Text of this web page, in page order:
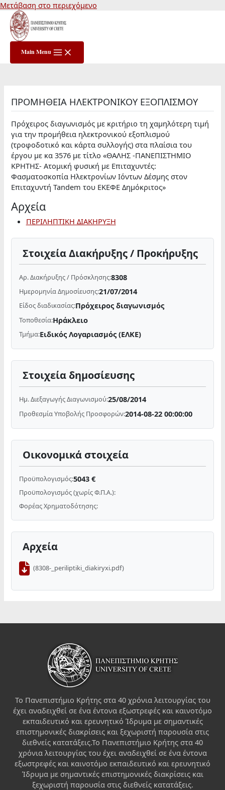
Μετάβαση στο περιεχόμενο
Main Menu
ΠΡΟΜΗΘΕΙΑ ΗΛΕΚΤΡΟΝΙΚΟΥ ΕΞΟΠΛΙΣΜΟΥ
Πρόχειρος διαγωνισμός με κριτήριο τη χαμηλότερη τιμή
για την προμήθεια ηλεκτρονικού εξοπλισμού
(τροφοδοτικό και κάρτα συλλογής) στα πλαίσια του
έργου με κα 3576 με τίτλο «ΘΑΛΗΣ -ΠΑΝΕΠΙΣΤΗΜΙΟ
ΚΡΗΤΗΣ- Ατομική φυσική με Επιταχυντές:
Φασματοσκοπία Ηλεκτρονίων Ιόντων Δέσμης στον
Επιταχυντή Tandem του ΕΚΕΦΕ Δημόκριτος»
Αρχεία
ΠΕΡΙΛΗΠΤΙΚΗ ΔΙΑΚΗΡΥΞΗ
Στοιχεία Διακήρυξης / Προκήρυξης
Αρ. Διακήρυξης / Πρόσκλησης:8308
Ημερομηνία Δημοσίευσης:21/07/2014
Είδος διαδικασίας:Πρόχειρος διαγωνισμός
Τοποθεσία:Ηράκλειο
Τμήμα:Ειδικός Λογαριασμός (ΕΛΚΕ)
Στοιχεία δημοσίευσης
Ημ. Διεξαγωγής Διαγωνισμού:25/08/2014
Προθεσμία Υποβολής Προσφορών:2014-08-22 00:00:00
Οικονομικά στοιχεία
Προϋπολογισμός:5043 €
Προϋπολογισμός (χωρίς Φ.Π.Α.):
Φορέας Χρηματοδότησης:
Αρχεία
(8308-_periliptiki_diakiryxi.pdf)
Το Πανεπιστήμιο Κρήτης στα 40 χρόνια λειτουργίας του
έχει αναδειχθεί σε ένα έντονα εξωστρεφές και καινοτόμο
εκπαιδευτικό και ερευνητικό Ίδρυμα με σημαντικές
επιστημονικές διακρίσεις και ξεχωριστή παρουσία στις
διεθνείς κατατάξεις.Το Πανεπιστήμιο Κρήτης στα 40
χρόνια λειτουργίας του έχει αναδειχθεί σε ένα έντονα
εξωστρεφές και καινοτόμο εκπαιδευτικό και ερευνητικό
Ίδρυμα με σημαντικές επιστημονικές διακρίσεις και
ξεχωριστή παρουσία στις διεθνείς κατατάξεις.